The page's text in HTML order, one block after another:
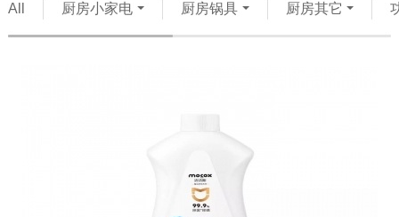
All 厨房小家电 厨房锅具 厨房其它